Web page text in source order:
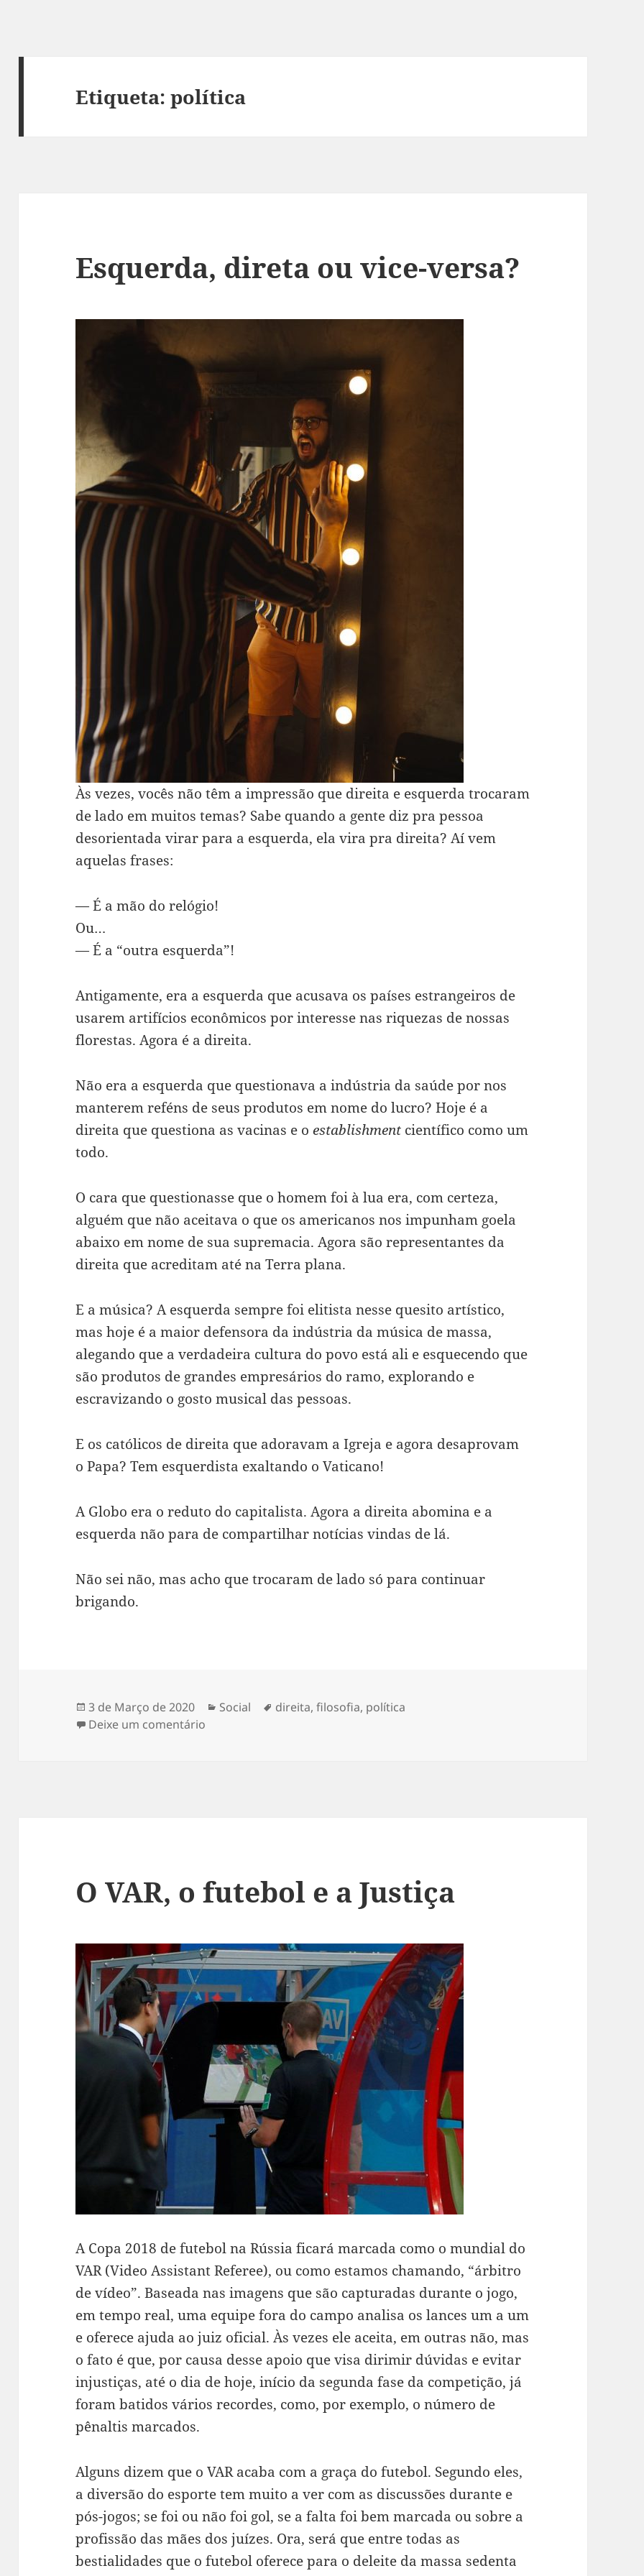
Etiqueta:política
Esquerda, direta ou vice-versa?
Às vezes, vocês não têm a impressão que direita e esquerda trocaram
de lado em muitos temas? Sabe quando a gente diz pra pessoa
desorientada virar para a esquerda, ela vira pra direita? Aí vem
aquelas frases:
— É a mão do relógio!
Ou…
— É a “outra esquerda”!
Antigamente, era a esquerda que acusava os países estrangeiros de
usarem artifícios econômicos por interesse nas riquezas de nossas
florestas. Agora é a direita.
Não era a esquerda que questionava a indústria da saúde por nos
manterem reféns de seus produtos em nome do lucro? Hoje é a
direita que questiona as vacinas e oestablishment científico como um
todo.
O cara que questionasse que o homem foi à lua era, com certeza,
alguém que não aceitava o que os americanos nos impunham goela
abaixo em nome de sua supremacia. Agora são representantes da
direita que acreditam até na Terra plana.
E a música? A esquerda sempre foi elitista nesse quesito artístico,
mas hoje é a maior defensora da indústria da música de massa,
alegando que a verdadeira cultura do povo está ali e esquecendo que
são produtos de grandes empresários do ramo, explorando e
escravizando o gosto musical das pessoas.
E os católicos de direita que adoravam a Igreja e agora desaprovam
o Papa? Tem esquerdista exaltando o Vaticano!
A Globo era o reduto do capitalista. Agora a direita abomina e a
esquerda não para de compartilhar notícias vindas de lá.
Não sei não, mas acho que trocaram de lado só para continuar
brigando.
Publicado
a
3 de Março de 2020 Categorias
Social Etiquetas
direita,filosofia, política
Deixe um comentário
O VAR, o futebol e a Justiça
A Copa 2018 de futebol na Rússia ficará marcada como o mundial do
VAR (Video Assistant Referee), ou como estamos chamando, “árbitro
de vídeo”. Baseada nas imagens que são capturadas durante o jogo,
em tempo real, uma equipe fora do campo analisa os lances um a um
e oferece ajuda ao juiz oficial. Às vezes ele aceita, em outras não, mas
o fato é que, por causa desse apoio que visa dirimir dúvidas e evitar
injustiças, até o dia de hoje, início da segunda fase da competição, já
foram batidos vários recordes, como, por exemplo, o número de
pênaltis marcados.
Alguns dizem que o VAR acaba com a graça do futebol. Segundo eles,
a diversão do esporte tem muito a ver com as discussões durante e
pós-jogos; se foi ou não foi gol, se a falta foi bem marcada ou sobre a
profissão das mães dos juízes. Ora, será que entre todas as
bestialidades que o futebol oferece para o deleite da massa sedenta